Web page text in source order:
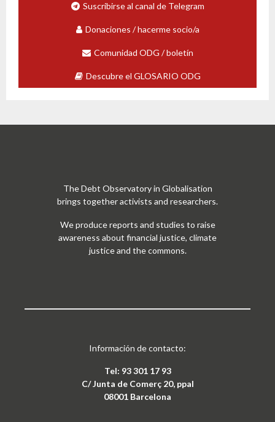
Suscribirse al canal de Telegram
Donaciones / hacerme socio/a
Comunidad ODG / boletín
Descubre el GLOSARIO ODG
The Debt Observatory in Globalisation
brings together activists and researchers.
We produce reports and studies to raise
awareness about financial justice, climate
justice and the commons.
Información de contacto:
Tel: 93 301 17 93
C/ Junta de Comerç 20, ppal
08001 Barcelona